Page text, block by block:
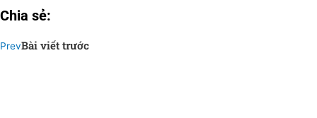
Chia sẻ:
PrevBài viết trước